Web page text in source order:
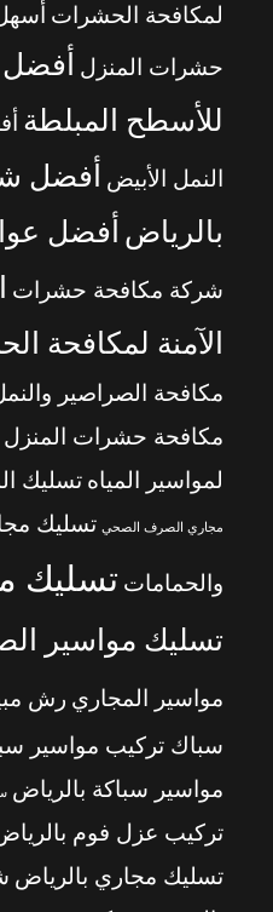
لمكافحة الحشرات
حشرات المنزل
أفضل
للأسطح المبلطة
النمل الأبيض
أفضل
بالرياض أفضل
شركة مكافحة حشرات
الآمنة لمكافحة
مكافحة الصراصير
مكافحة حشرات المنزل
لمواسير المياه تسليك
مجاري الصرف الصحي تسليك
والحمامات تسليك
تسليك مواسير
مواسير المجاري رش
سباك تركيب مواسير
مواسير سباكة بالرياض
تركيب عزل فوم
تسليك مجاري بالرياض